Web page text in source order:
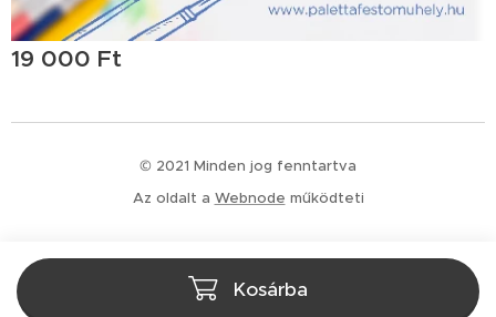
19 000 Ft
Kosárba
© 2021 Minden jog fenntartva
Az oldalt a Webnode működteti